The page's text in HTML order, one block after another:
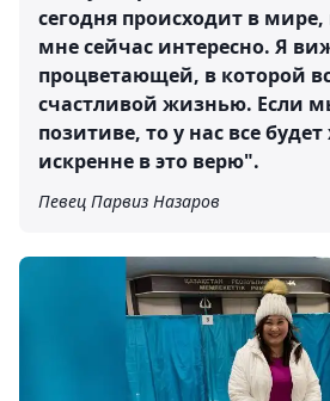
сегодня происходит в мире,
мне сейчас интересно. Я
процветающей, в которой
счастливой жизнью. Если
позитиве, то у нас все
искренне в это верю".
Певец Парвиз Назаров